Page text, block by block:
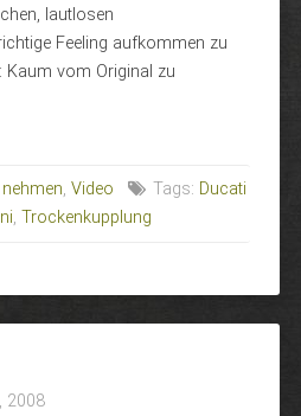
lautlosen
Feeling aufkommen zu
Kaum vom Original zu
, Video Tags: Ducati
, Trockenkupplung
2008